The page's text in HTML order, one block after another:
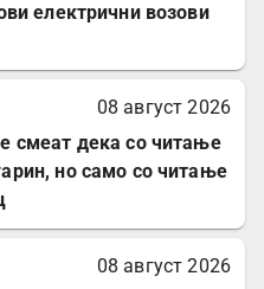
електрични возови
08 август 2026
смеат дека со читање
но само со читање
08 август 2026